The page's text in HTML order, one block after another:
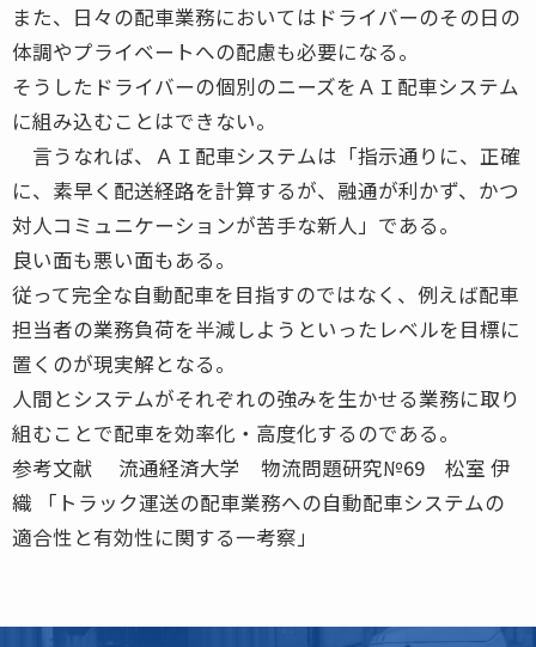
また、日々の配車業務においてはドライバーのその日の
体調やプライベートへの配慮も必要になる。
そうしたドライバーの個別のニーズをＡＩ配車システム
に組み込むことはできない。
言うなれば、ＡＩ配車システムは「指示通りに、正確
に、素早く配送経路を計算するが、融通が利かず、かつ
対人コミュニケーションが苦手な新人」である。
良い面も悪い面もある。
従って完全な自動配車を目指すのではなく、例えば配車
担当者の業務負荷を半減しようといったレベルを目標に
置くのが現実解となる。
人間とシステムがそれぞれの強みを生かせる業務に取り
組むことで配車を効率化・高度化するのである。
参考文献 流通経済大学 物流問題研究№69 松室 伊
織 「トラック運送の配車業務への自動配車システムの
適合性と有効性に関する一考察」